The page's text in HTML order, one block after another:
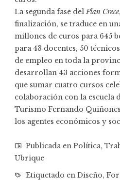
La segunda fase del Plan Crece
finalización, se traduce en
millones de euros para 645
para 43 docentes, 50
de empleo en toda la
desarrollan 43 acciones
que sumar cuatro cursos
colaboración con la escuela
Turismo Fernando
los agentes económicos y
Publicada en Política,
Ubrique
Etiquetado en Diseño,